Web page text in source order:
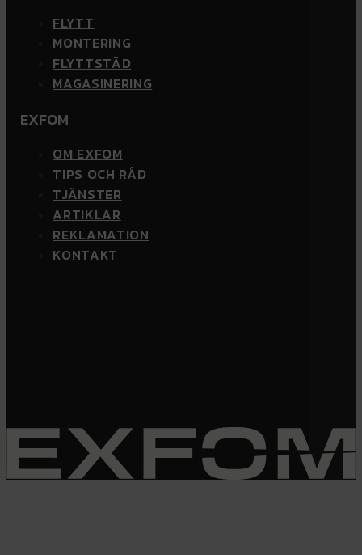
FLYTT
MONTERING
FLYTTSTÄD
MAGASINERING
EXFOM
OM EXFOM
TIPS OCH RÅD
TJÄNSTER
ARTIKLAR
REKLAMATION
KONTAKT